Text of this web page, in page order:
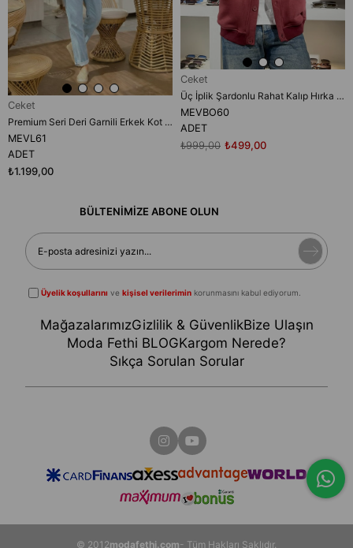
Ceket
Premium Seri Deri Garnili Erkek Kot Ceket (MEVL61)
MEVL61
ADET
₺1.199,00
Ceket
Üç İplik Şardonlu Rahat Kalıp Hırka (MEVBO60)
MEVBO60
ADET
₺499,00
₺999,00
BÜLTENİMİZE ABONE OLUN
Üyelik koşullarını vekişisel verilerimin korunmasını kabul ediyorum.
MağazalarımızGizlilik & GüvenlikBize Ulaşın
Moda Fethi BLOGKargom Nerede?
Sıkça Sorulan Sorular
© 2012modafethi.com- Tüm Hakları Saklıdır.